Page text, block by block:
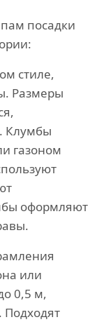
посадки
стиле,
Размеры
Клумбы
газоном
оформляют
или
0,5 м,
Подходят